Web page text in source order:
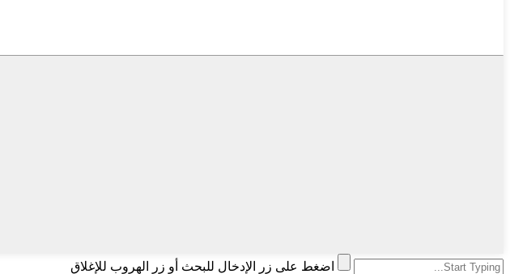
اضغط على زر الإدخال للبحث أو زر الهروب للإغلاق